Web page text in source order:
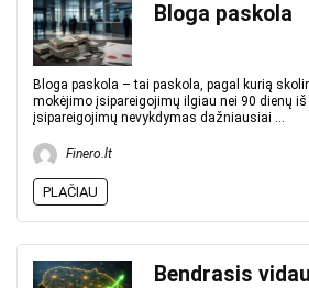
Bloga paskola
Bloga paskola – tai paskola, pagal kurią
mokėjimo įsipareigojimų ilgiau nei 90 dienų iš
įsipareigojimų nevykdymas dažniausiai ...
Finero.lt
PLAČIAU
Bendrasis